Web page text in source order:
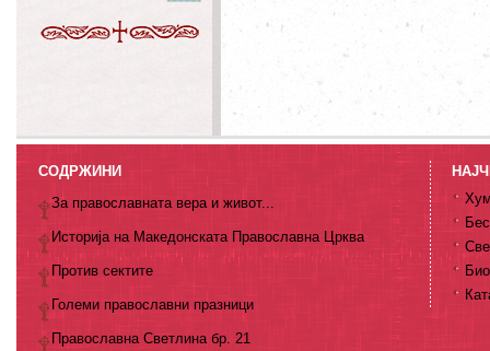
СОДРЖИНИ
За православната вера и живот...
Историја на Македонската Православна Црква
Против сектите
Големи православни празници
Православна Светлина бр. 21